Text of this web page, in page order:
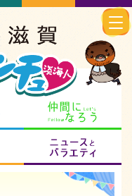
となりの先生
プロジェクト